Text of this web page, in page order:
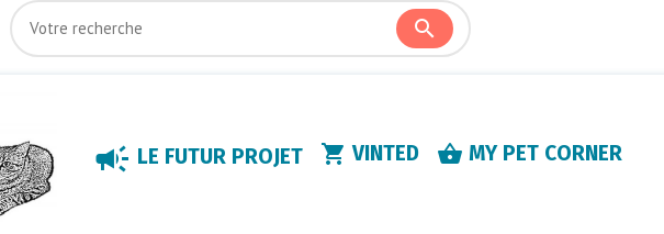
LE FUTUR PROJET VINTED MY PET CORNER